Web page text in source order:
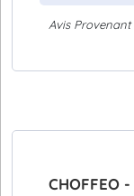
Avis
CHOFFEO